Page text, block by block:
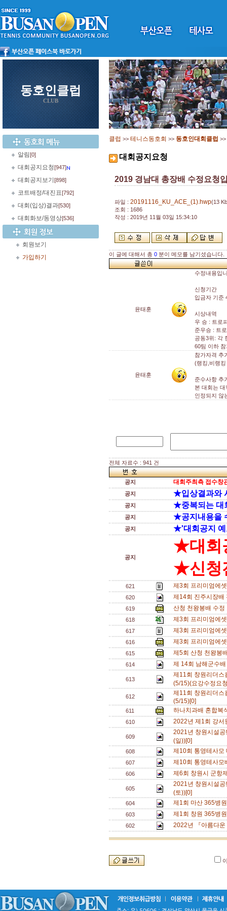
동호인클럽
CLUB
알림[0]
대회공지요청[947]
대회공지보기 [898]
코트배정/대진표[792]
대회(입상)결과[530]
대회화보/동영상[536]
회원보기
가입하기
클럽 >> 테니스동호회 >> 동호인대회클럽 >>
대회공지요청
2019 경남대 총장배 수정요청
파일 : 20191116_KU_ACE_(1).hwp(13
조회 : 1686
작성 : 2019년 11월 03일 15:34:10
이 글에 대해서 총 0 분이 메모를 남기셨습니다.
윤태훈
수정내용입
신청기간
입금자 기준
시상내역
우 승 : 트로
준우승 : 트
공동3위: 각
60팀 이하
윤태훈
참가자격 추
(랭킹,비랭
준수사항 추
본 대회는 대
인정되지 않
전체 자료수 : 941 건
공지 대회주최측 접수창
공지 ★입상결과와
공지 ★중복되는 대
공지 ★공지내용을
공지 ★'대회공지 예
공지
★대회
★신청
621 제3회 프리미엄에
620 제14회 진주시장
619 산청 천왕봉배 수
618 제3회 프리미엄에
617 제3회 프리미엄에
616 제3회 프리미엄에
615 제5회 산청 천왕봉
614 제 14회 남해군수
613
제11회 창원리더스
(5/15)(요강수정요
612
제11회 창원리더스
(5/15)[0]
611 하나치과배 혼합복
610 2022년 제1회 강
609
2021년 창원시설
(일))[0]
608 제10회 통영테사
607 제10회 통영테사
606 제6회 창원시 군항
605
2021년 창원시설
(토))[0]
604 제1회 마산 365병
603 제1회 창원 365병
602 2022년 『아름다